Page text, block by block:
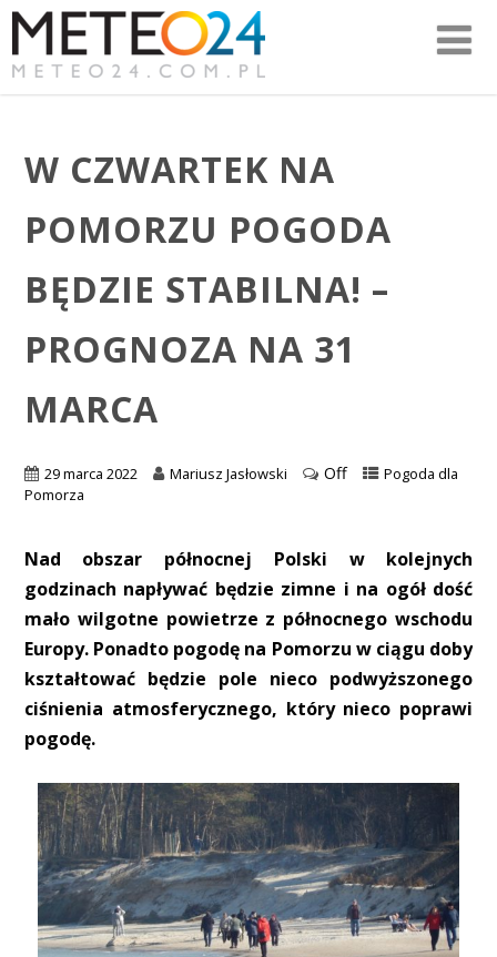
W CZWARTEK NA
POMORZU POGODA
BĘDZIE STABILNA! –
PROGNOZA NA 31
MARCA
29 marca 2022 Mariusz Jasłowski Off
Pogoda dla
Pomorza
Nad obszar północnej Polski w kolejnych
godzinach napływać będzie zimne i na ogół dość
mało wilgotne powietrze z północnego wschodu
Europy. Ponadto pogodę na Pomorzu w ciągu doby
kształtować będzie pole nieco podwyższonego
ciśnienia atmosferycznego, który nieco poprawi
pogodę.